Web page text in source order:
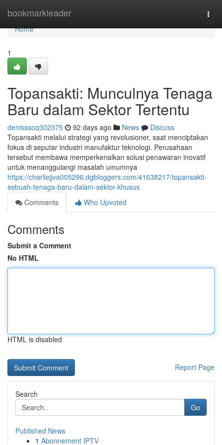
bookmarkleader
Home
Home
1
Topansakti: Munculnya Tenaga
Baru dalam Sektor Tertentu
denisssoq302375 92 days ago News
Discuss
Topansakti melalui strategi yang revolusioner, saat menciptakan
fokus di seputar industri manufaktur teknologi. Perusahaan
tersebut membawa memperkenalkan solusi penawaran inovatif
untuk menanggulangi masalah umumnya
https://charliejjva005296.dgbloggers.com/41638217/topansakti-
sebuah-tenaga-baru-dalam-sektor-khusus
Comments
Who Upvoted
Comments
Submit a Comment
No HTML
HTML is disabled
Report Page
Search
Go
Published News
1 Abonnement IPTV